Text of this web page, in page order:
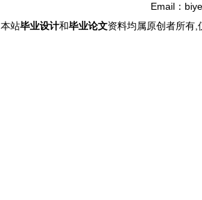
Email：
本站毕业设计和毕业论文资料均属原创者所有